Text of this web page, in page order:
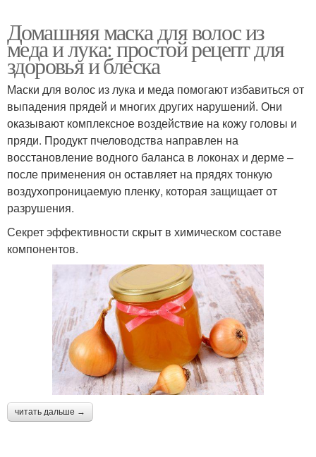
Домашняя маска для волос из
меда и лука: простой рецепт для
здоровья и блеска
Маски для волос из лука и меда помогают избавиться от
выпадения прядей и многих других нарушений. Они
оказывают комплексное воздействие на кожу головы и
пряди. Продукт пчеловодства направлен на
восстановление водного баланса в локонах и дерме –
после применения он оставляет на прядях тонкую
воздухопроницаемую пленку, которая защищает от
разрушения.
Секрет эффективности скрыт в химическом составе
компонентов.
читать дальше →